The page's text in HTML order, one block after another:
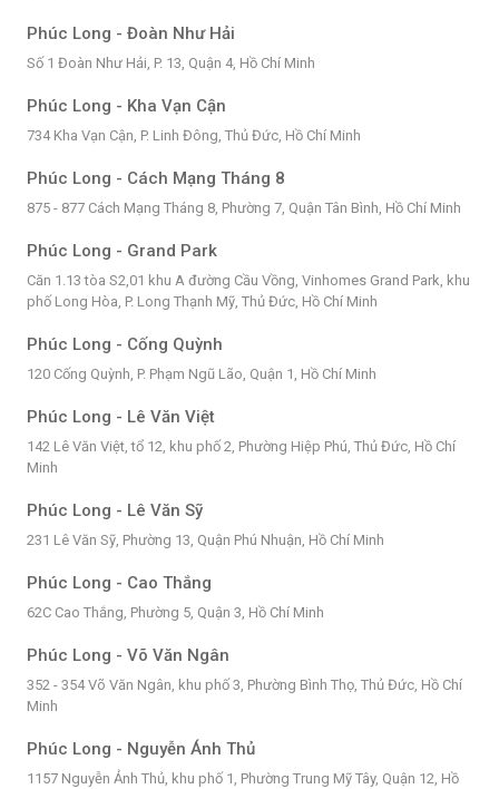
Phúc Long - Đoàn Như Hải
Số 1 Đoàn Như Hải, P. 13, Quận 4, Hồ Chí Minh
Phúc Long - Kha Vạn Cận
734 Kha Vạn Cận, P. Linh Đông, Thủ Đức, Hồ Chí Minh
Phúc Long - Cách Mạng Tháng 8
875 - 877 Cách Mạng Tháng 8, Phường 7, Quận Tân Bình, Hồ Chí Minh
Phúc Long - Grand Park
Căn 1.13 tòa S2,01 khu A đường Cầu Vồng, Vinhomes Grand Park, khu
phố Long Hòa, P. Long Thạnh Mỹ, Thủ Đức, Hồ Chí Minh
Phúc Long - Cống Quỳnh
120 Cống Quỳnh, P. Phạm Ngũ Lão, Quận 1, Hồ Chí Minh
Phúc Long - Lê Văn Việt
142 Lê Văn Việt, tổ 12, khu phố 2, Phường Hiệp Phú, Thủ Đức, Hồ Chí
Minh
Phúc Long - Lê Văn Sỹ
231 Lê Văn Sỹ, Phường 13, Quận Phú Nhuận, Hồ Chí Minh
Phúc Long - Cao Thắng
62C Cao Thắng, Phường 5, Quận 3, Hồ Chí Minh
Phúc Long - Võ Văn Ngân
352 - 354 Võ Văn Ngân, khu phố 3, Phường Bình Thọ, Thủ Đức, Hồ Chí
Minh
Phúc Long - Nguyễn Ánh Thủ
1157 Nguyễn Ảnh Thủ, khu phố 1, Phường Trung Mỹ Tây, Quận 12, Hồ